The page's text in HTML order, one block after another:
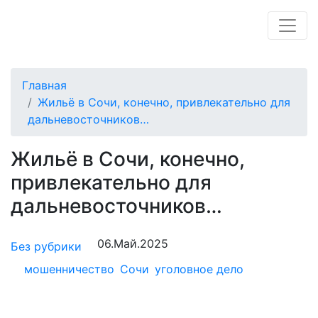
Главная
Жильё в Сочи, конечно, привлекательно для
дальневосточников…
Жильё в Сочи, конечно,
привлекательно для
дальневосточников…
Без рубрики
06.Май.2025
мошенничество Сочи уголовное дело